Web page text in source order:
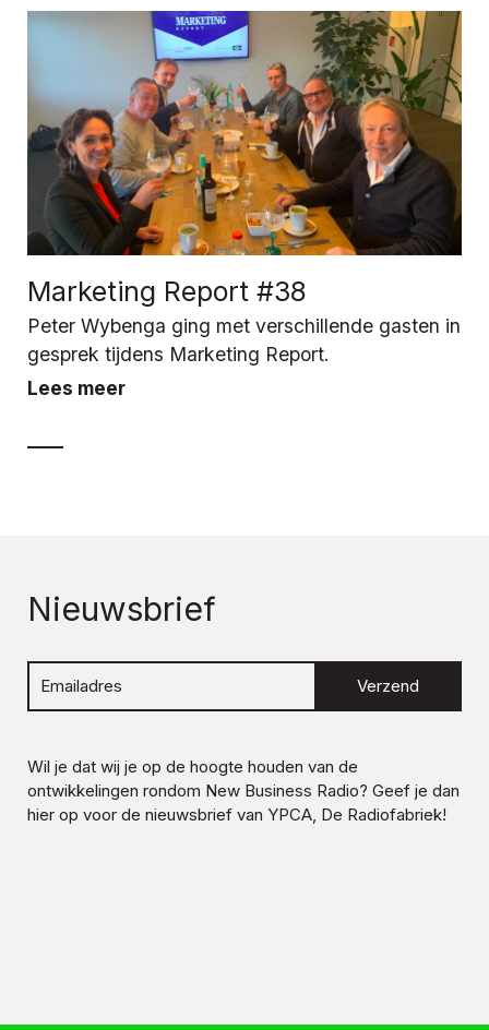
Marketing Report #38
Peter Wybenga ging met verschillende gasten in
gesprek tijdens Marketing Report.
Lees meer
Nieuwsbrief
Verzend
Wil je dat wij je op de hoogte houden van de
ontwikkelingen rondom New Business Radio? Geef je dan
hier op voor de nieuwsbrief van YPCA, De Radiofabriek!